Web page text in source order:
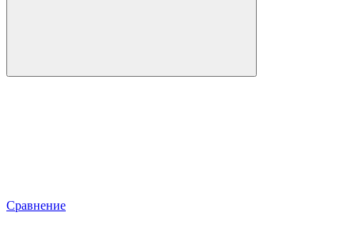
Сравнение